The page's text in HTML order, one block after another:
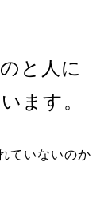
と人に
ます。
ていないのか